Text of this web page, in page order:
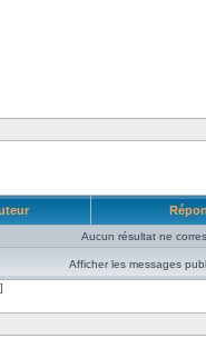
Aucun résultat ne
Afficher les messages